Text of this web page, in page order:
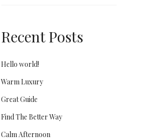
Recent Posts
Hello world!
Warm Luxury
Great Guide
Find The Better Way
Calm Afternoon